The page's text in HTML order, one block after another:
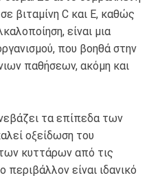
βιταμίνη C και E, καθώς
είναι μια
που βοηθά στην
παθήσεων, ακόμη και
τα επίπεδα των
οξείδωση του
κυττάρων από τις
περιβάλλον είναι ιδανικό